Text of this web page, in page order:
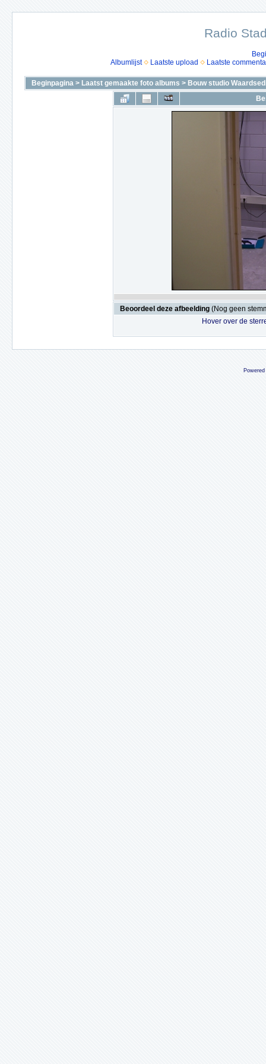
Radio
Albumlijst
Laatste upload Laatste
Beginpagina > Laatst gemaakte foto albums > Bouw studio
Beoordeel deze afbeelding (Nog geen
Hover over de